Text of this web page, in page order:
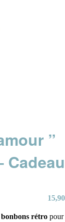
”
Cadeau
15,90
rétro pour